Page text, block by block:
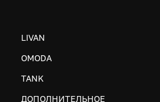
LIVAN
OMODA
TANK
ДОПОЛНИТЕЛЬНОЕ